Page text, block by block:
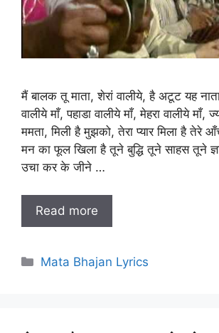
मैं बालक तू माता, शेरां वालीये, है अटूट यह
वालीये माँ, पहाडा वालीये माँ, मेहरा वालीये माँ,
ममता, मिली है मुझको, तेरा प्यार मिला है तेरे
मन का फूल खिला है तूने बुद्धि तूने साहस तूने
उचा कर के जीने …
Read more
Categories
Mata Bhajan Lyrics